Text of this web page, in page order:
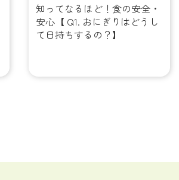
知ってなるほど！食の安全・
安心【 Q1. おにぎりはどうし
て日持ちするの？】